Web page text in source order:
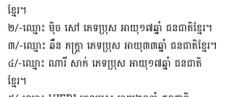
ខ្មែរ។
២/-ឈ្មោះ ម៉ិច សៅ ភេទប្រុស អាយុ១៧ឆ្នាំ ជនជាតិខ្មែរ។
៣/-ឈ្មោះ ឆឺន ភក្ត្រា ភេទប្រុស អាយុ៣៣ឆ្នាំ ជនជាតិខ្មែរ។
៤/-ឈ្មោះ ណារី សាក់ ភេទប្រុស អាយុ១៧ឆ្នាំ ជនជាតិ
ខ្មែរ។